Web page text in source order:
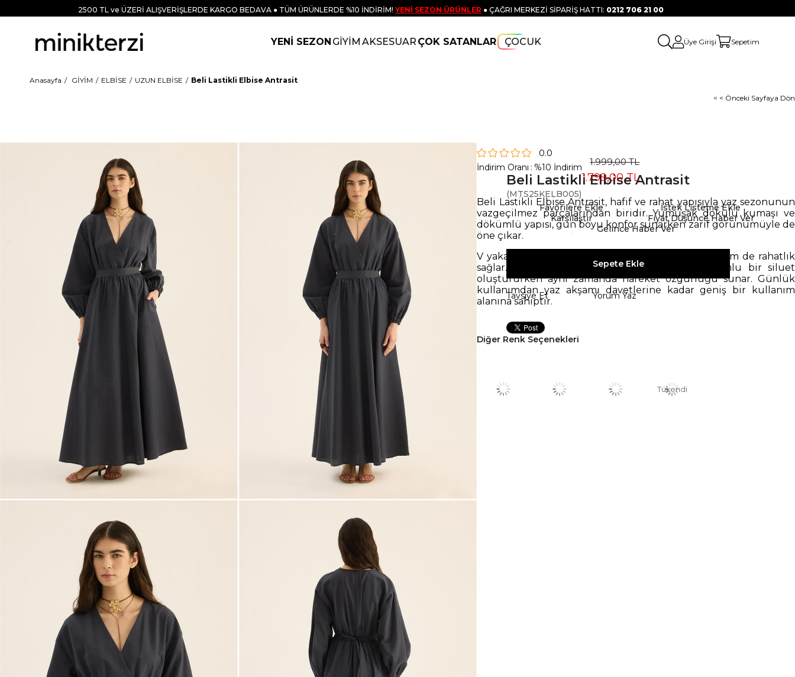
2500 TL ve ÜZERİ ALIŞVERİŞLERDE KARGO BEDAVA ● TÜM ÜRÜNLERDE %10 İNDİRİM! YENİ SEZON ÜRÜNLER ● ÇAĞRI MERKEZİ SİPARİŞ HATTI: 0212 706 21 00
YENİ SEZON GİYİM AKSESUAR ÇOK SATANLAR ÇOCUK Üye Girişi Sepetim
Anasayfa GİYİM ELBİSE UZUN ELBİSE
Beli Lastikli Elbise Antrasit
< < Önceki Sayfaya Dön
Beli Lastikli Elbise Antrasit
(MTS25KELB005)
0.0
İndirim Oranı : %10 İndirim 1.999,00 TL
1.799,00 TL
Beli Lastikli Elbise Antrasit, hafif ve rahat yapısıyla yaz sezonunun
vazgeçilmez parçalarından biridir. Yumuşak dokulu kumaşı ve
dökümlü yapısı, gün boyu konfor sunarken zarif görünümüyle de
öne çıkar.
V yaka kesimi ve uzun kollu tasarımı, hem şıklık hem de rahatlık
sağlar. Bel kısmındaki lastik detay, vücuda uyumlu bir siluet
oluştururken aynı zamanda hareket özgürlüğü sunar. Günlük
kullanımdan yaz akşamı davetlerine kadar geniş bir kullanım
alanına sahiptir.
Diğer Renk Seçenekleri
Tükendi
Favorilere Ekle
İstek Listeme Ekle
Karşılaştır
Fiyat Düşünce Haber Ver
Gelince Haber Ver
Tavsiye Et Yorum Yaz